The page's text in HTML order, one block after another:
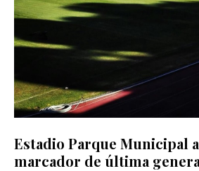
Estadio Parque Municipal
marcador de última